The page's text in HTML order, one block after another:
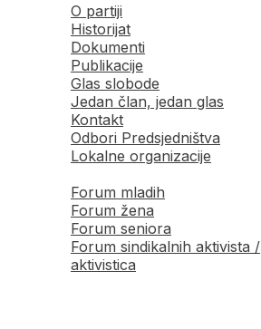
O partiji
Historijat
Dokumenti
Publikacije
Glas slobode
Jedan član, jedan glas
Kontakt
Odbori Predsjedništva
Lokalne organizacije
Forum mladih
Forum žena
Forum seniora
Forum sindikalnih aktivista /
aktivistica